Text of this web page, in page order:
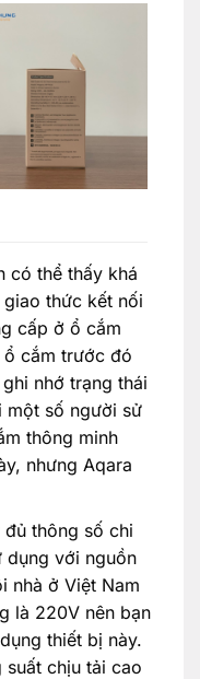
có thể thấy khá
thức kết nối
cấp ở ổ cắm
cắm trước đó
nhớ trạng thái
một số người sử
thông minh
nhưng Aqara
thông số chi
dụng với nguồn
nhà ở Việt Nam
là 220V nên bạn
thiết bị này.
chịu tải cao